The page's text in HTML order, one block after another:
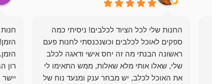
החנות שלי לכל הציוד לכלבים! ניסיתי כמה
ספקים לאוכל לכלבים וכשנכנסתי לחנות פעם
ראשונה הבנתי מה זה יחס אישי ודאגה לכלב
שלי, שאלו אותי מלא שאלות, ממש התאימו לי
את האוכל לכלב, יש מבחר ענק ומנעד נוח של
רון